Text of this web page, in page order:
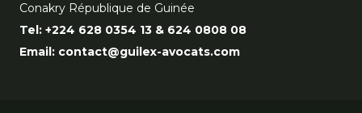
Conakry République de Guinée
Tel: +224 628 0354 13 & 624 0808 08
Email: contact@guilex-avocats.com